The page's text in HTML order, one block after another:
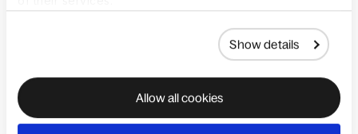
Show details
Allow all cookies